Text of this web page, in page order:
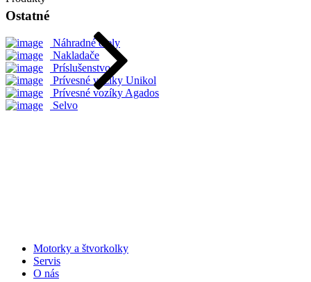
Ostatné
Náhradné diely
Nakladače
Príslušenstvo
Prívesné vozíky Unikol
Prívesné vozíky Agados
Selvo
Motorky a štvorkolky
Servis
O nás